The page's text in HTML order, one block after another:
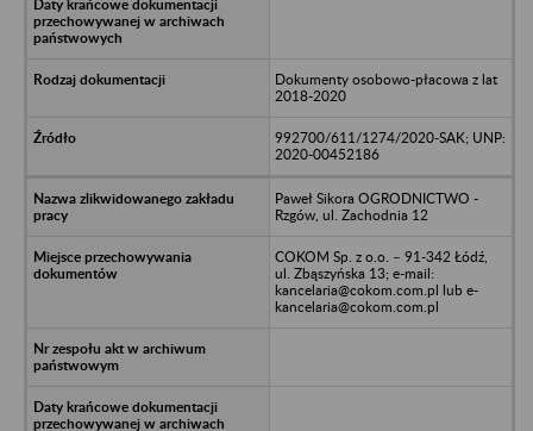
Dokumenty osobowo-płacowa z lat
2018-2020
992700/611/1274/2020-SAK; UNP:
2020-00452186
Paweł Sikora OGRODNICTWO -
Rzgów, ul. Zachodnia 12
COKOM Sp. z o.o. – 91-342 Łódź,
ul. Zbąszyńska 13; e-mail:
kancelaria@cokom.com.pl lub e-
kancelaria@cokom.com.pl